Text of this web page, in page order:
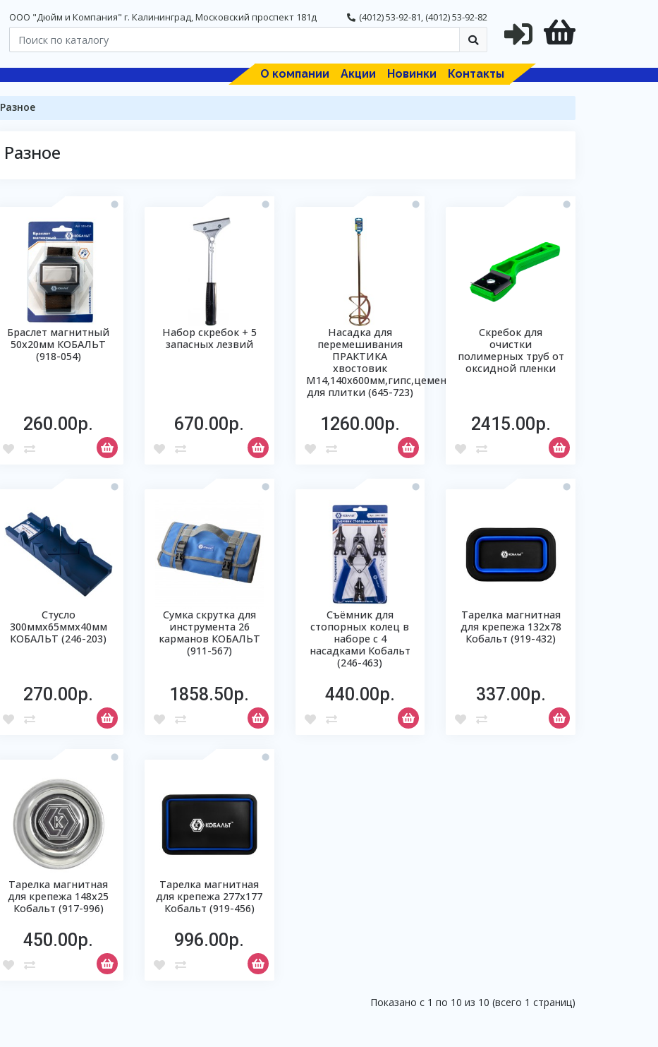
OOO "Дюйм и Компания" г. Калининград, Московский проспект 181д (4012) 53-92-81,(4012) 53-92-82
О компании Акции Новинки Контакты
Разное
Разное
Браслет магнитный
50х20мм КОБАЛЬТ
(918-054)
260.00р.
Набор скребок + 5
запасных лезвий
670.00р.
Насадка для
перемешивания
ПРАКТИКА
хвостовик
М14,140х600мм,гипс,цемент,клей
для плитки (645-723)
1260.00р.
Скребок для
очистки
полимерных труб от
оксидной пленки
2415.00р.
Стусло
300ммх65ммх40мм
КОБАЛЬТ (246-203)
270.00р.
Сумка скрутка для
инструмента 26
карманов КОБАЛЬТ
(911-567)
1858.50р.
Съёмник для
стопорных колец в
наборе с 4
насадками Кобальт
(246-463)
440.00р.
Тарелка магнитная
для крепежа 132х78
Кобальт (919-432)
337.00р.
Тарелка магнитная
для крепежа 148х25
Кобальт (917-996)
450.00р.
Тарелка магнитная
для крепежа 277х177
Кобальт (919-456)
996.00р.
Показано с 1 по 10 из 10 (всего 1 страниц)